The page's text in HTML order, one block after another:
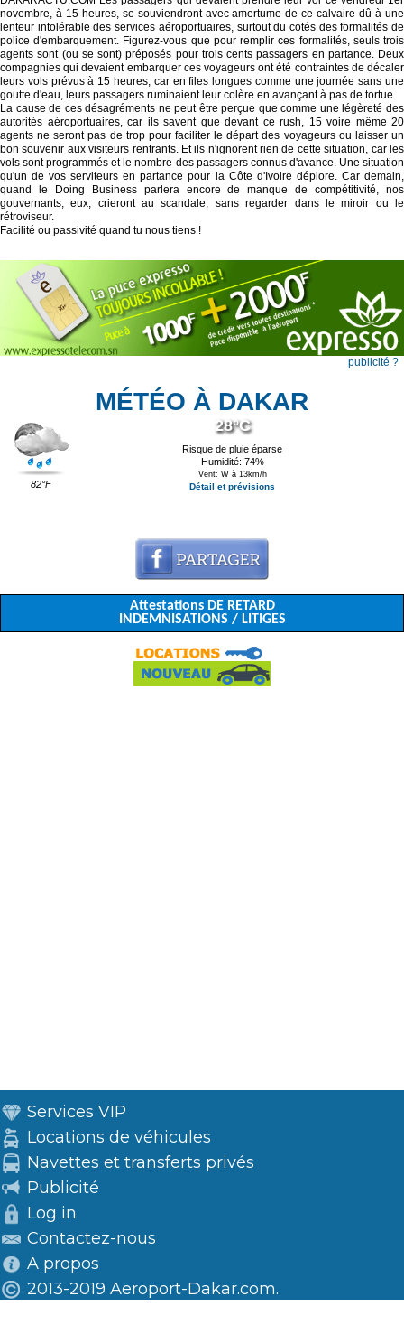
novembre, à 15 heures, se souviendront avec amertume de ce calvaire dû à une
lenteur intolérable des services aéroportuaires, surtout du cotés des formalités de
police d'embarquement. Figurez-vous que pour remplir ces formalités, seuls trois
agents sont (ou se sont) préposés pour trois cents passagers en partance. Deux
compagnies qui devaient embarquer ces voyageurs ont été contraintes de décaler
leurs vols prévus à 15 heures, car en files longues comme une journée sans une
goutte d'eau, leurs passagers ruminaient leur colère en avançant à pas de tortue.
La cause de ces désagréments ne peut être perçue que comme une légèreté des
autorités aéroportuaires, car ils savent que devant ce rush, 15 voire même 20
agents ne seront pas de trop pour faciliter le départ des voyageurs ou laisser un
bon souvenir aux visiteurs rentrants. Et ils n'ignorent rien de cette situation, car les
vols sont programmés et le nombre des passagers connus d'avance. Une situation
qu'un de vos serviteurs en partance pour la Côte d'Ivoire déplore. Car demain,
quand le Doing Business parlera encore de manque de compétitivité, nos
gouvernants, eux, crieront au scandale, sans regarder dans le miroir ou le
rétroviseur.
Facilité ou passivité quand tu nous tiens !
publicité ?
MÉTÉO À DAKAR
82°F
28°C
Risque de pluie éparse
Humidité: 74%
Vent: W à 13km/h
Détail et prévisions
Attestations DE RETARD
INDEMNISATIONS / LITIGES
Services VIP
Locations de véhicules
Navettes et transferts privés
Publicité
Log in
Contactez-nous
A propos
2013-2019 Aeroport-Dakar.com.